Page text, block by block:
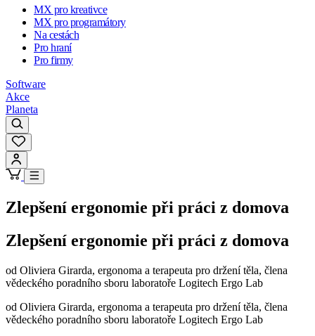
MX pro kreativce
MX pro programátory
Na cestách
Pro hraní
Pro firmy
Software
Akce
Planeta
Zlepšení ergonomie při práci z domova
Zlepšení ergonomie při práci z domova
od Oliviera Girarda, ergonoma a terapeuta pro držení těla, člena
vědeckého poradního sboru laboratoře Logitech Ergo Lab
od Oliviera Girarda, ergonoma a terapeuta pro držení těla, člena
vědeckého poradního sboru laboratoře Logitech Ergo Lab